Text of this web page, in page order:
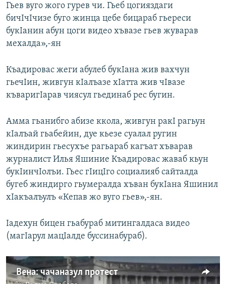
Гьев вуго жого гурев чи. Гьеб цогияздаги
бичIчIчизе буго жинца цебе бицараб гьереси
букIанин абун цоги видео хъвазе гьев жуварав
мехалда»,-ян
Къадировас жеги абулеб букIана жив вахчун
гьечIин, живгун кIалъазе хIатта жив чIвазе
къваригIарав чиясул гьединаб рес бугин.
Амма гьанибго абизе ккола, живгун ракI рагьун
кIалъай гьабейин, дуе кьезе суалал ругин
жиндирин гьесухъе рагьараб кагъат хъварав
журналист Илья Яшиние Къадировас жаваб кьун
букIинчIолъи. Гьес гIицIго социалияб сайталда
бугеб жиндирго гьумералда хъван букIана Яшинил
хIакъалъулъ «Кепав жо вуго гьев»,-ян.
Iадехун бицен гьабураб митингалдаса видео
(магIарул мацIалде буссинабураб).
Вена: чачаназул протест